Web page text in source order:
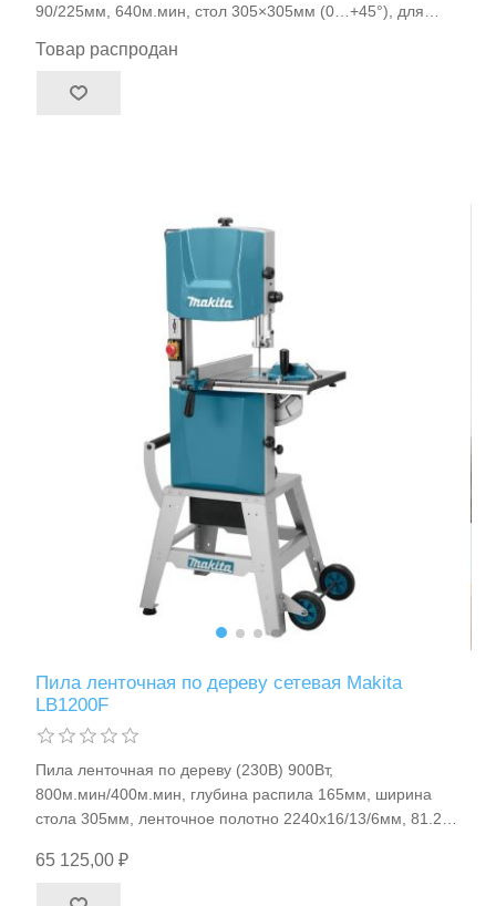
90/225мм, 640м.мин, стол 305×305мм (0…+45°), для
арт.10000285M
Товар распродан
Пила ленточная по дереву сетевая Makita
LB1200F
Пила ленточная по дереву (230B) 900Вт,
800м.мин/400м.мин, глубина распила 165мм, ширина
стола 305мм, ленточное полотно 2240х16/13/6мм, 81.2кг
65 125,00 ₽